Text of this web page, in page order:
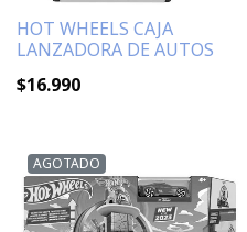
HOT WHEELS CAJA
LANZADORA DE AUTOS
$16.990
AGOTADO